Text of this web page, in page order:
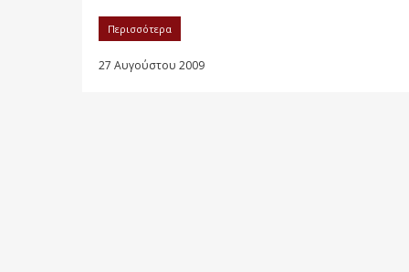
Περισσότερα
27 Αυγούστου 2009